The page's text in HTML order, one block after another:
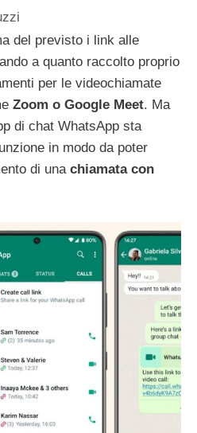
del previsto i link alle
a quanto raccolto proprio
per le videochiamate
Zoom o Google Meet. Ma
di chat WhatsApp sta
in modo da poter
di una chiamata con